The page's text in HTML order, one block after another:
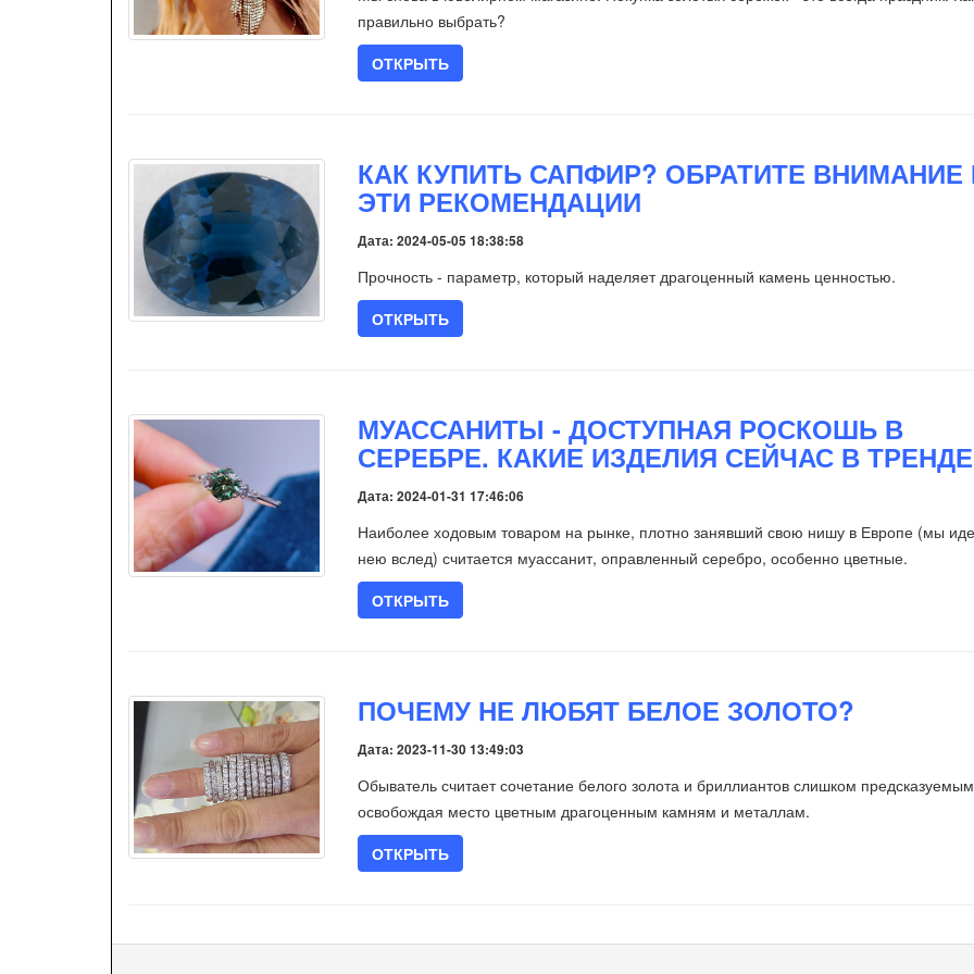
правильно выбрать?
ОТКРЫТЬ
КАК КУПИТЬ САПФИР? ОБРАТИТЕ ВНИМАНИЕ
ЭТИ РЕКОМЕНДАЦИИ
Дата: 2024-05-05 18:38:58
Прочность - параметр, который наделяет драгоценный камень ценностью.
ОТКРЫТЬ
МУАССАНИТЫ - ДОСТУПНАЯ РОСКОШЬ В
СЕРЕБРЕ. КАКИЕ ИЗДЕЛИЯ СЕЙЧАС В
Дата: 2024-01-31 17:46:06
Наиболее ходовым товаром на рынке, плотно занявший свою нишу в Европе (мы
нею вслед) считается муассанит, оправленный серебро, особенно цветные.
ОТКРЫТЬ
ПОЧЕМУ НЕ ЛЮБЯТ БЕЛОЕ ЗОЛОТО?
Дата: 2023-11-30 13:49:03
Обыватель считает сочетание белого золота и бриллиантов слишком
освобождая место цветным драгоценным камням и металлам.
ОТКРЫТЬ